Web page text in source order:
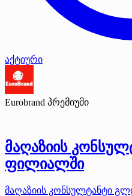
აქტიური
Eurobrand პრემიუმი
მაღაზიის
ფილიალში
მაღაზიის კონსულტანტი